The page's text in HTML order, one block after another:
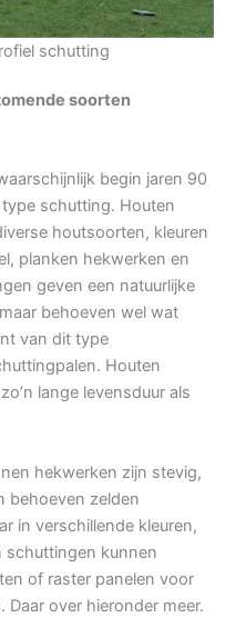
schutting
soorten
begin jaren 90
schutting. Houten
houtsoorten, kleuren
planken hekwerken en
geven een natuurlijke
behoeven wel wat
van dit type
Houten
lange levensduur als
hekwerken zijn stevig,
behoeven zelden
in verschillende kleuren,
schuttingen kunnen
of raster panelen voor
over hieronder meer.